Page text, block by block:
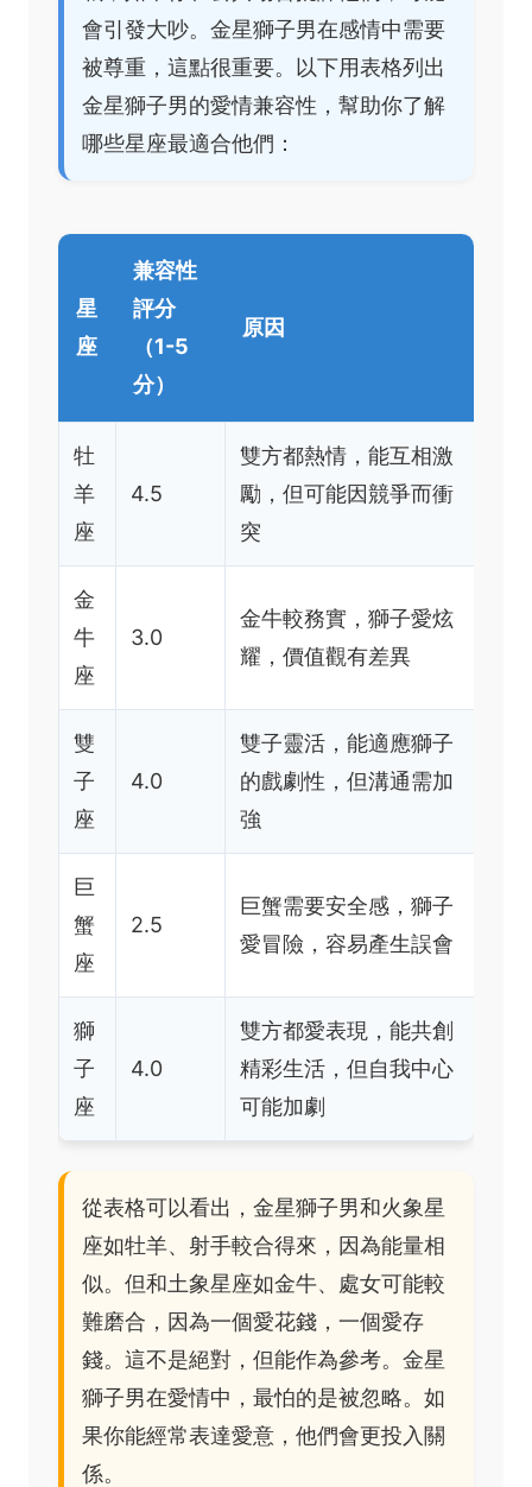
會引發大吵。金星獅子男在感情中需要
被尊重，這點很重要。以下用表格列出
金星獅子男的愛情兼容性，幫助你了解
哪些星座最適合他們：
星
座
兼容性
評分
（1-5
分）
原因
牡
羊
座
4.5
雙方都熱情，能互相激
勵，但可能因競爭而衝
突
金
牛
座
3.0
金牛較務實，獅子愛炫
耀，價值觀有差異
雙
子
座
4.0
雙子靈活，能適應獅子
的戲劇性，但溝通需加
強
巨
蟹
座
2.5
巨蟹需要安全感，獅子
愛冒險，容易產生誤會
獅
子
座
4.0
雙方都愛表現，能共創
精彩生活，但自我中心
可能加劇
從表格可以看出，金星獅子男和火象星
座如牡羊、射手較合得來，因為能量相
似。但和土象星座如金牛、處女可能較
難磨合，因為一個愛花錢，一個愛存
錢。這不是絕對，但能作為參考。金星
獅子男在愛情中，最怕的是被忽略。如
果你能經常表達愛意，他們會更投入關
係。